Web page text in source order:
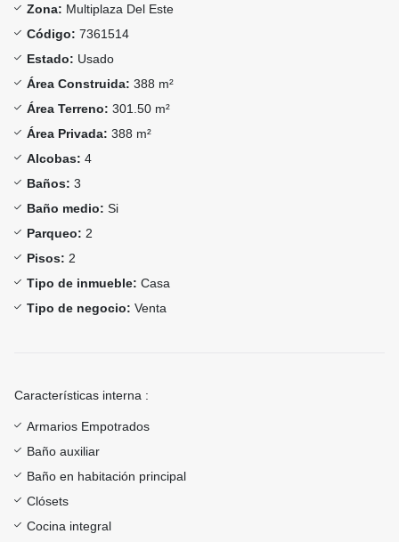
Zona: Multiplaza Del Este
Código: 7361514
Estado: Usado
Área Construida: 388 m²
Área Terreno: 301.50 m²
Área Privada: 388 m²
Alcobas: 4
Baños: 3
Baño medio: Si
Parqueo: 2
Pisos: 2
Tipo de inmueble: Casa
Tipo de negocio: Venta
Características interna :
Armarios Empotrados
Baño auxiliar
Baño en habitación principal
Clósets
Cocina integral